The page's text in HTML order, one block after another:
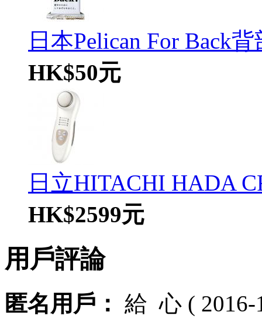
日本Pelican For Back
HK$50元
日立HITACHI HADA
HK$2599元
用戶評論
匿名用戶： 給 心 ( 2016-